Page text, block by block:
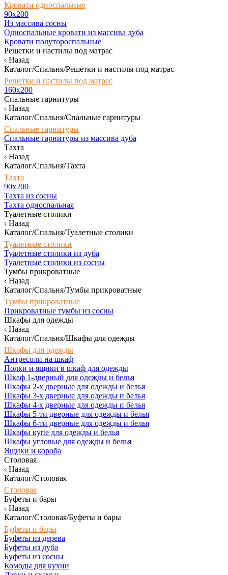
Кровати односпальные
90х200
Из массива сосны
Односпальные кровати из массива дуба
Кровати полутороспальные
Решетки и настилы под матрас
Назад
Каталог/Спальня/Решетки и настилы под матрас
Решетки и настилы под матрас
160х200
Спальные гарнитуры
Назад
Каталог/Спальня/Спальные гарнитуры
Спальные гарнитуры
Спальные гарнитуры из массива дуба
Тахта
Назад
Каталог/Спальня/Тахта
Тахта
90х200
Тахта из сосны
Тахта односпальная
Туалетные столики
Назад
Каталог/Спальня/Туалетные столики
Туалетные столики
Туалетные столики из дуба
Туалетные столики из сосны
Тумбы прикроватные
Назад
Каталог/Спальня/Тумбы прикроватные
Тумбы прикроватные
Прикроватные тумбы из сосны
Шкафы для одежды
Назад
Каталог/Спальня/Шкафы для одежды
Шкафы для одежды
Антресоли на шкаф
Полки и ящики в шкаф для одежды
Шкаф 1-дверный для одежды и белья
Шкафы 2-х дверные для одежды и белья
Шкафы 3-х дверные для одежды и белья
Шкафы 4-х дверные для одежды и белья
Шкафы 5-ти дверные для одежды и белья
Шкафы 6-ти дверные для одежды и белья
Шкафы купе для одежды и белья
Шкафы угловые для одежды и белья
Ящики и короба
Столовая
Назад
Каталог/Столовая
Столовая
Буфеты и бары
Назад
Каталог/Столовая/Буфеты и бары
Буфеты и бары
Буфеты из дерева
Буфеты из дуба
Буфеты из сосны
Комоды для кухни